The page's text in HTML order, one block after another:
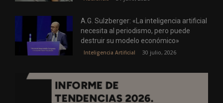
A.G. Sulzberger: «La inteligencia artificial
necesita al periodismo, pero puede
destruir su modelo económico»
Inteligencia Artificial 30 julio, 2026